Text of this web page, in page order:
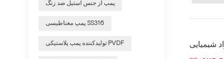
شیمیایی
پمپ از جنس استیل ضد زنگ
پمپ مغناطیسی SS316
تولیدکننده پمپ پلاستیکی PVDF